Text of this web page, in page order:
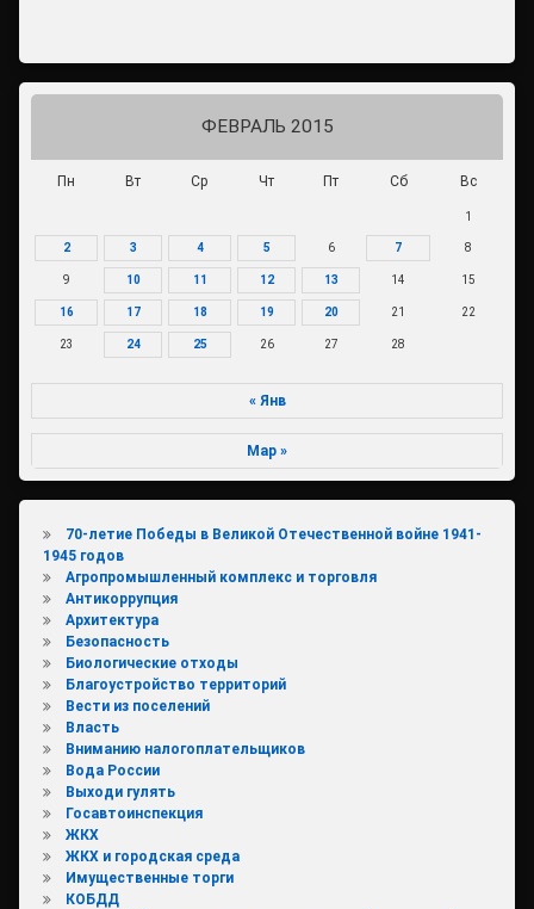
ФЕВРАЛЬ 2015
Пн Вт Ср Чт Пт Сб Вс
1
2 3 4 5 6 7 8
9 10 11 12 13 14 15
16 17 18 19 20 21 22
23 24 25 26 27 28
« Янв
Мар »
70-летие Победы в Великой Отечественной войне 1941-
1945 годов
Агропромышленный комплекс и торговля
Антикоррупция
Архитектура
Безопасность
Биологические отходы
Благоустройство территорий
Вести из поселений
Власть
Вниманию налогоплательщиков
Вода России
Выходи гулять
Госавтоинспекция
ЖКХ
ЖКХ и городская среда
Имущественные торги
КОБДД